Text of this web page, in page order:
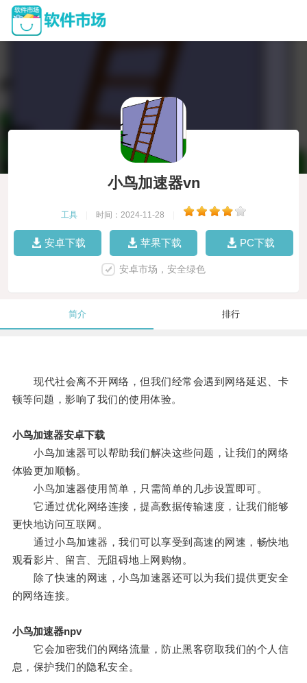
小鸟加速器vn
工具 时间：2024-11-28
安卓下载 苹果下载 PC下载
安卓市场，安全绿色
简介 排行
现代社会离不开网络，但我们经常会遇到网络延迟、卡
顿等问题，影响了我们的使用体验。
小鸟加速器安卓下载
小鸟加速器可以帮助我们解决这些问题，让我们的网络
体验更加顺畅。
小鸟加速器使用简单，只需简单的几步设置即可。
它通过优化网络连接，提高数据传输速度，让我们能够
更快地访问互联网。
通过小鸟加速器，我们可以享受到高速的网速，畅快地
观看影片、留言、无阻碍地上网购物。
除了快速的网速，小鸟加速器还可以为我们提供更安全
的网络连接。
小鸟加速器npv
它会加密我们的网络流量，防止黑客窃取我们的个人信
息，保护我们的隐私安全。